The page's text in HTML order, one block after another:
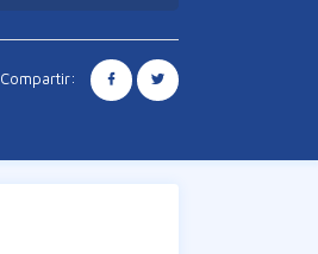
Compartir: